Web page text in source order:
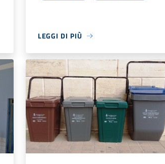
LEGGI DI PIÙ